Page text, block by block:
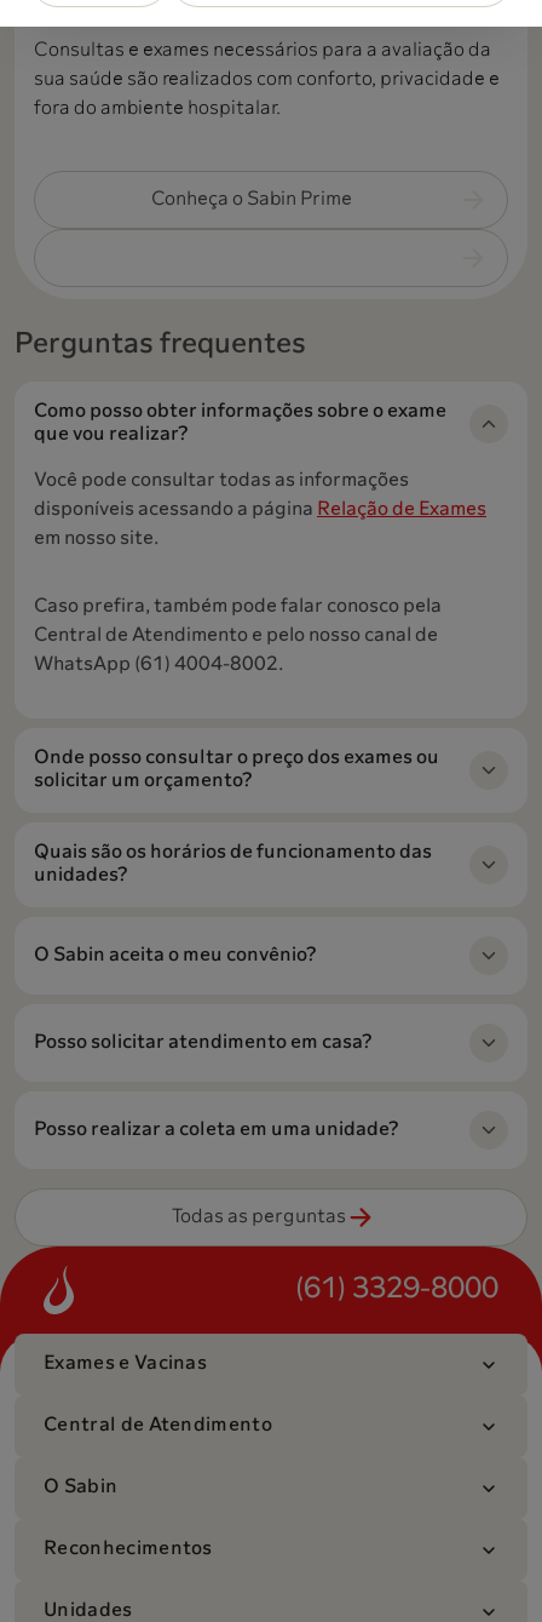
um único dia e local.
Consultas e exames necessários para a avaliação da
sua saúde são realizados com conforto, privacidade e
fora do ambiente hospitalar.
Conheça o Sabin Prime
Perguntas frequentes
Como posso obter informações sobre o exame
que vou realizar?
Você pode consultar todas as informações
disponíveis acessando a página Relação de Exames
em nosso site.
Caso prefira, também pode falar conosco pela
Central de Atendimento e pelo nosso canal de
WhatsApp (61) 4004-8002.
Onde posso consultar o preço dos exames ou
solicitar um orçamento?
Quais são os horários de funcionamento das
unidades?
O Sabin aceita o meu convênio?
Posso solicitar atendimento em casa?
Posso realizar a coleta em uma unidade?
Todas as perguntas
(61) 3329-8000
Exames e Vacinas
Central de Atendimento
O Sabin
Reconhecimentos
Unidades